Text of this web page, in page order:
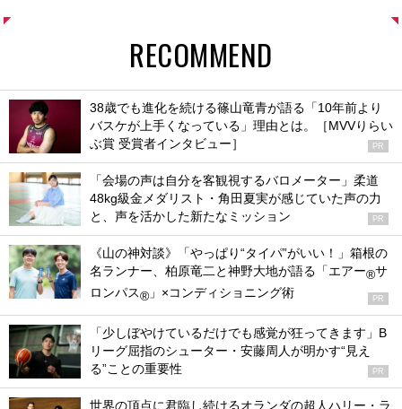
RECOMMEND
38歳でも進化を続ける篠山竜青が語る「10年前より
バスケが上手くなっている」理由とは。［MVVりらい
ぶ賞 受賞者インタビュー］
PR
「会場の声は自分を客観視するバロメーター」柔道
48kg級金メダリスト・角田夏実が感じていた声の力
と、声を活かした新たなミッション
PR
《山の神対談》「やっぱり“タイパ”がいい！」箱根の
名ランナー、柏原竜二と神野大地が語る「エアー®サ
ロンパス® 」×コンディショニング術 PR
「少しぼやけているだけでも感覚が狂ってきます」B
リーグ屈指のシューター・安藤周人が明かす“見え
る”ことの重要性
PR
世界の頂点に君臨し続けるオランダの超人ハリー・ラ